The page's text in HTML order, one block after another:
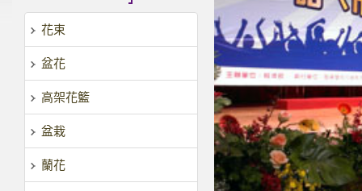
花束
盆花
高架花籃
盆栽
蘭花